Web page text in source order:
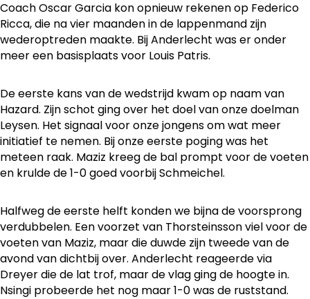
Coach Oscar Garcia kon opnieuw rekenen op Federico
Ricca, die na vier maanden in de lappenmand zijn
wederoptreden maakte. Bij Anderlecht was er onder
meer een basisplaats voor Louis Patris.
De eerste kans van de wedstrijd kwam op naam van
Hazard. Zijn schot ging over het doel van onze doelman
Leysen. Het signaal voor onze jongens om wat meer
initiatief te nemen. Bij onze eerste poging was het
meteen raak. Maziz kreeg de bal prompt voor de voeten
en krulde de 1-0 goed voorbij Schmeichel.
Halfweg de eerste helft konden we bijna de voorsprong
verdubbelen. Een voorzet van Thorsteinsson viel voor de
voeten van Maziz, maar die duwde zijn tweede van de
avond van dichtbij over. Anderlecht reageerde via
Dreyer die de lat trof, maar de vlag ging de hoogte in.
Nsingi probeerde het nog maar 1-0 was de ruststand.